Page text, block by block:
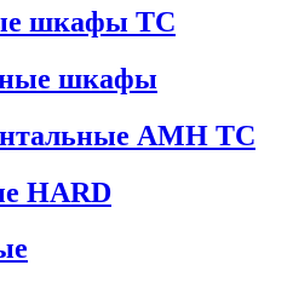
шкафы ТС
шкафы
АМН ТС
HARD